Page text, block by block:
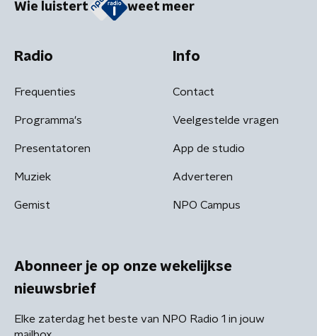
Wie luistert weet meer
Radio
Frequenties
Programma's
Presentatoren
Muziek
Gemist
Info
Contact
Veelgestelde vragen
App de studio
Adverteren
NPO Campus
Abonneer je op onze wekelijkse
nieuwsbrief
Elke zaterdag het beste van NPO Radio 1 in jouw